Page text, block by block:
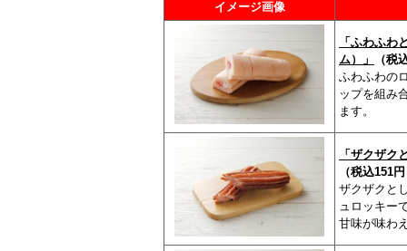
イメージ画像
「ふわふわ
ム）」
（税
ふわふわの
ップを組み
ます。
「ザクザク
（税込151
ザクザクと
ュロッキー
甘味が味わ